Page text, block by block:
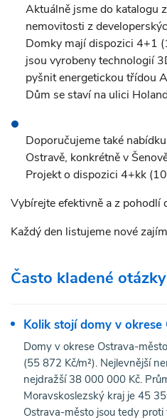
Aktuálně jsme do katalogu
nemovitosti z
Domky mají dispozici 4+1
jsou vyrobeny technologií
pyšnit energetickou třídou
Dům se staví na ulici
Doporučujeme také
Ostravě, konkrétně v
Projekt o dispozici 4+kk
Vybírejte efektivně a z pohodlí
Každý den listujeme nové
Často kladené otázky
Kolik stojí domy v okrese
Domy v okrese Ostrava-
(55 872 Kč/m²). Nejlevnější
nejdražší 38 000 000 Kč.
Moravskoslezský kraj je 45
Ostrava-město jsou tedy